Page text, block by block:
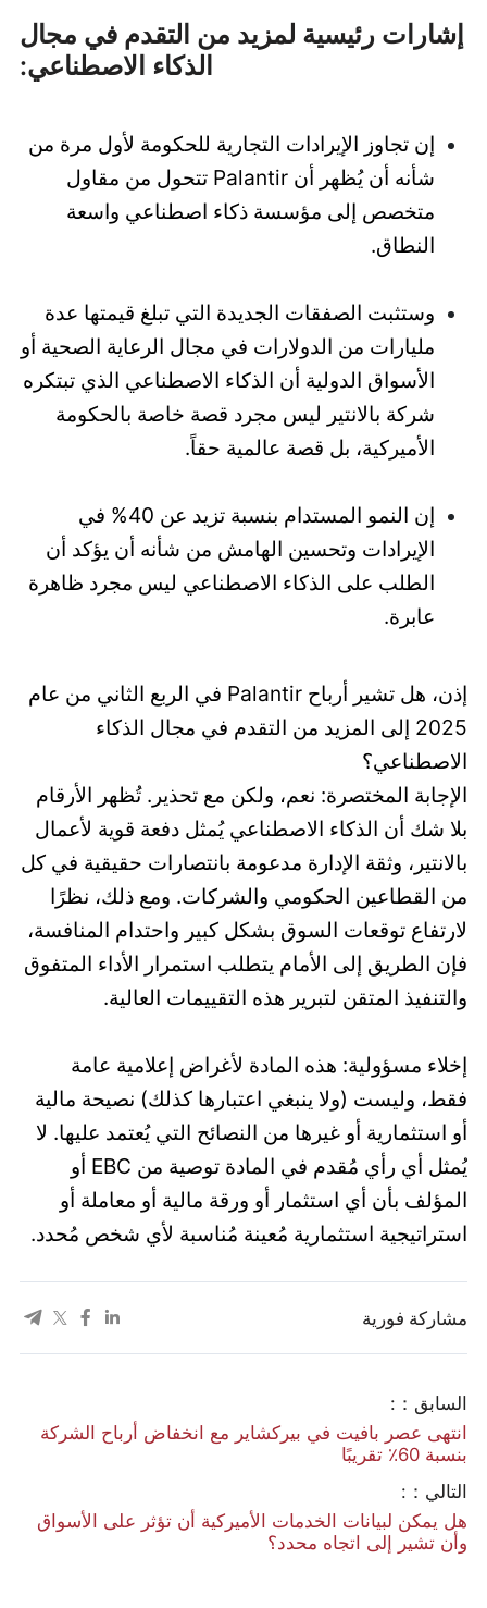
إشارات رئيسية لمزيد من التقدم في مجال
الذكاء الاصطناعي:
إن تجاوز الإيرادات التجارية للحكومة لأول مرة من
شأنه أن يُظهر أن Palantir تتحول من مقاول
متخصص إلى مؤسسة ذكاء اصطناعي واسعة
النطاق.
وستثبت الصفقات الجديدة التي تبلغ قيمتها عدة
مليارات من الدولارات في مجال الرعاية الصحية أو
الأسواق الدولية أن الذكاء الاصطناعي الذي تبتكره
شركة بالانتير ليس مجرد قصة خاصة بالحكومة
الأميركية، بل قصة عالمية حقاً.
إن النمو المستدام بنسبة تزيد عن 40% في
الإيرادات وتحسين الهامش من شأنه أن يؤكد أن
الطلب على الذكاء الاصطناعي ليس مجرد ظاهرة
عابرة.
إذن، هل تشير أرباح Palantir في الربع الثاني من عام
2025 إلى المزيد من التقدم في مجال الذكاء
الاصطناعي؟
الإجابة المختصرة: نعم، ولكن مع تحذير. تُظهر الأرقام
بلا شك أن الذكاء الاصطناعي يُمثل دفعة قوية لأعمال
بالانتير، وثقة الإدارة مدعومة بانتصارات حقيقية في كل
من القطاعين الحكومي والشركات. ومع ذلك، نظرًا
لارتفاع توقعات السوق بشكل كبير واحتدام المنافسة،
فإن الطريق إلى الأمام يتطلب استمرار الأداء المتفوق
والتنفيذ المتقن لتبرير هذه التقييمات العالية.
إخلاء مسؤولية: هذه المادة لأغراض إعلامية عامة
فقط، وليست (ولا ينبغي اعتبارها كذلك) نصيحة مالية
أو استثمارية أو غيرها من النصائح التي يُعتمد عليها. لا
يُمثل أي رأي مُقدم في المادة توصية من EBC أو
المؤلف بأن أي استثمار أو ورقة مالية أو معاملة أو
استراتيجية استثمارية مُعينة مُناسبة لأي شخص مُحدد.
مشاركة فورية
السابق：:
انتهى عصر بافيت في بيركشاير مع انخفاض أرباح الشركة
بنسبة 60٪ تقريبًا
التالي：:
هل يمكن لبيانات الخدمات الأميركية أن تؤثر على الأسواق
وأن تشير إلى اتجاه محدد؟